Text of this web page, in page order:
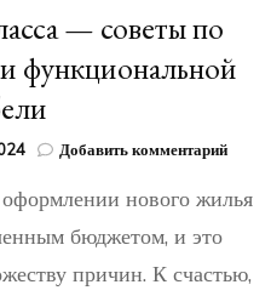
— советы по
функциональной
Добавить комментарийк
—
нового жилья
бюджетом, и это
причин. К счастью,